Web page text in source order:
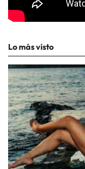
Lo más visto